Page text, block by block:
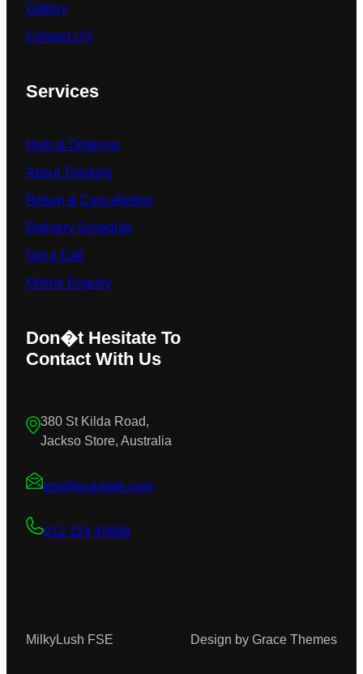
Gallery
Contact US
Services
Help & Ordering
About Tracking
Return & Cancelletion
Delivery Schedule
Get a Call
Online Enquiry
Don�t Hesitate To
Contact With Us
380 St Kilda Road,
Jackso Store, Australia
test@example.com
012 324 45698
MilkyLush FSE Design by Grace Themes